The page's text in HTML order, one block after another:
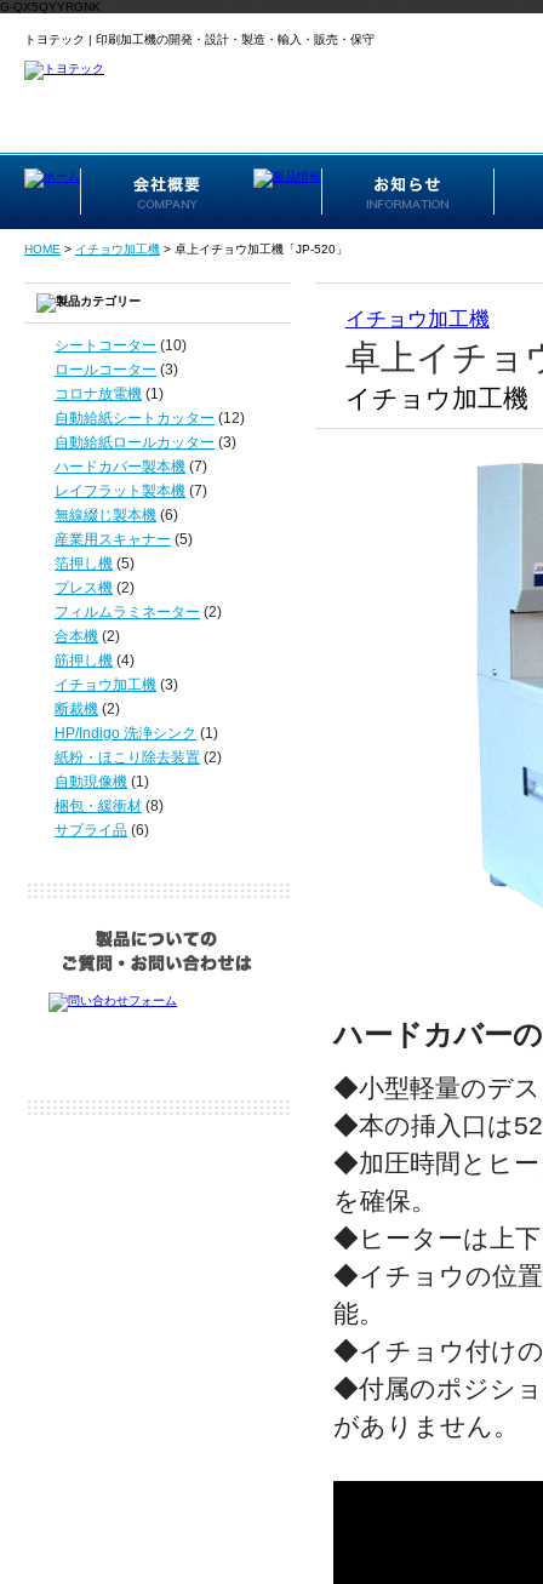
G-QX5QYYRGNK
トヨテック | 印刷加工機の開発・設計・製造・輸入・販売・保守
HOME > イチョウ加工機 > 卓上イチョウ加工機「JP-520」
イチョウ加工機
卓上イチョ
イチョウ加工機
ハードカバー
◆小型軽量のデ
◆本の挿入口は
◆加圧時間とヒー
を確保。
◆ヒーターは上下
◆イチョウの位置
能。
◆イチョウ付け
◆付属のポジシ
がありません。
シートコーター (10)
ロールコーター (3)
コロナ放電機 (1)
自動給紙シートカッター (12)
自動給紙ロールカッター (3)
ハードカバー製本機 (7)
レイフラット製本機 (7)
無線綴じ製本機 (6)
産業用スキャナー (5)
箔押し機 (5)
プレス機 (2)
フィルムラミネーター (2)
合本機 (2)
筋押し機 (4)
イチョウ加工機 (3)
断裁機 (2)
HP/Indigo 洗浄シンク (1)
紙粉・ほこり除去装置 (2)
自動現像機 (1)
梱包・緩衝材 (8)
サプライ品 (6)